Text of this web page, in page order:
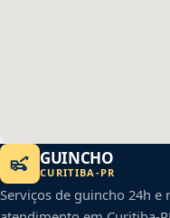
GUINCHO
CURITIBA -PR
Serviços de guincho 24h e